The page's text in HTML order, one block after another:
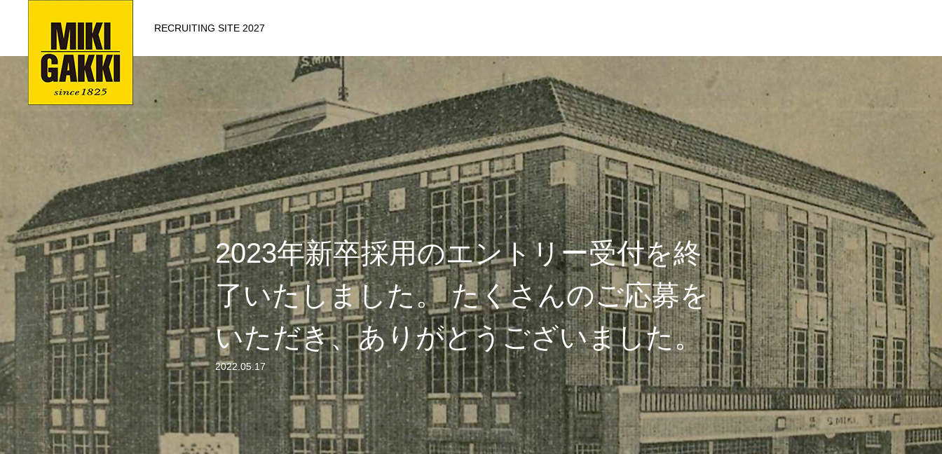
RECRUITING SITE 2027
2023年新卒採用のエントリー受付を終
了いたしました。 たくさんのご応募を
いただき、ありがとうございました。
2022.05.17